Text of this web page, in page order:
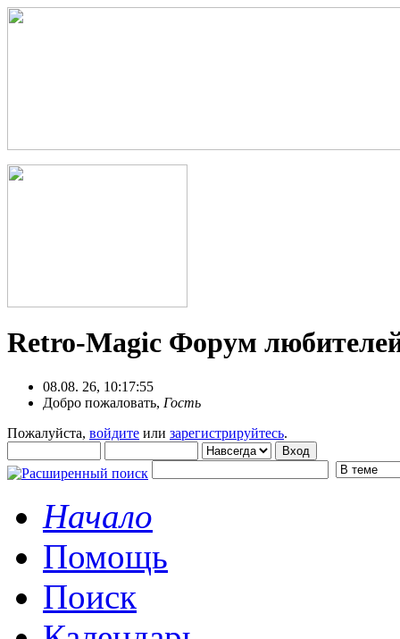
Retro-Magic Форум
08.08. 26, 10:17:55
Добро пожаловать, Гость
Пожалуйста, войдите или зарегистрируйтесь.
Начало
Помощь
Поиск